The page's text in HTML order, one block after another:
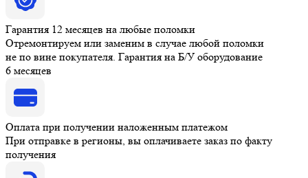
Гарантия 12 месяцев на любые поломки
Отремонтируем или заменим в случае любой поломки
не по вине покупателя. Гарантия на Б/У оборудование
6 месяцев
Оплата при получении наложенным платежом
При отправке в регионы, вы оплачиваете заказ по факту
получения